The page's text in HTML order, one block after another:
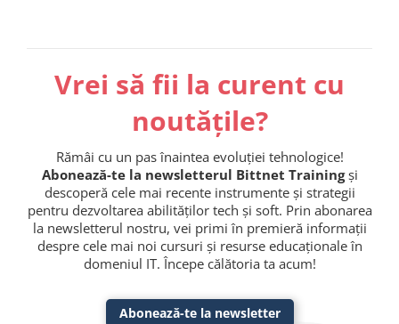
Vrei să fii la curent cu
noutățile?
Rămâi cu un pas înaintea evoluției tehnologice!
Abonează-te la newsletterul Bittnet Trainingși
descoperă cele mai recente instrumente și strategii
pentru dezvoltarea abilităților tech și soft. Prin abonarea
la newsletterul nostru, vei primi în premieră informații
despre cele mai noi cursuri și resurse educaționale în
domeniul IT. Începe călătoria ta acum!
Abonează-te la newsletter